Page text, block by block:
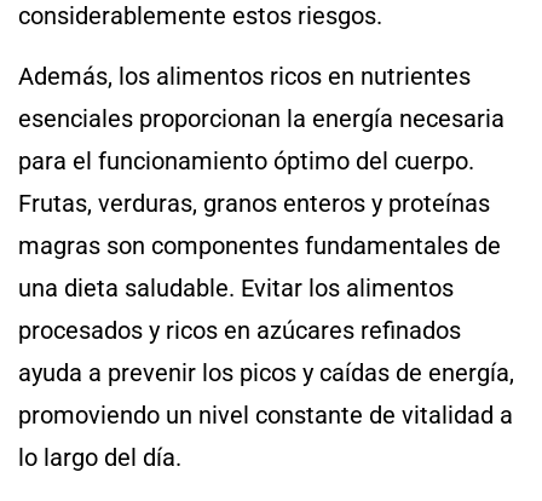
considerablemente estos riesgos.
Además, los alimentos ricos en nutrientes
esenciales proporcionan la energía necesaria
para el funcionamiento óptimo del cuerpo.
Frutas, verduras, granos enteros y proteínas
magras son componentes fundamentales de
una dieta saludable. Evitar los alimentos
procesados y ricos en azúcares refinados
ayuda a prevenir los picos y caídas de energía,
promoviendo un nivel constante de vitalidad a
lo largo del día.